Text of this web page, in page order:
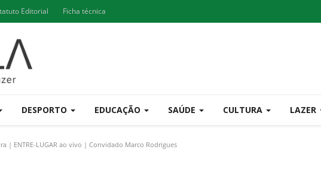
Editorial Ficha técnica
DESPORTO EDUCAÇÃO SAÚDE CULTURA LAZER
| ENTRE-LUGAR ao vivo | Convidado Marco Rodrigues